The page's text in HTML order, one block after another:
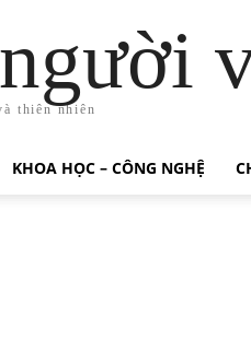
thiên nhiên
KHOA HỌC – CÔNG NGHỆ